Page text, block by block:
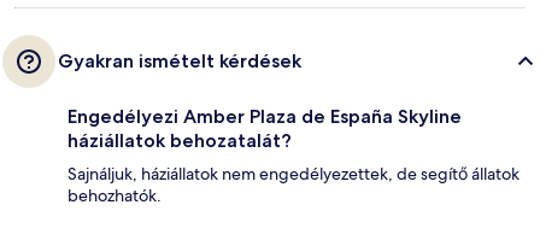
Gyakran ismételt kérdések
Engedélyezi Amber Plaza de España Skyline
háziállatok behozatalát?
Sajnáljuk, háziállatok nem engedélyezettek, de segítő állatok
behozhatók.